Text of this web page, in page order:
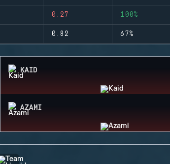
0.27 100%
0.82 67%
KAID
AZAMI